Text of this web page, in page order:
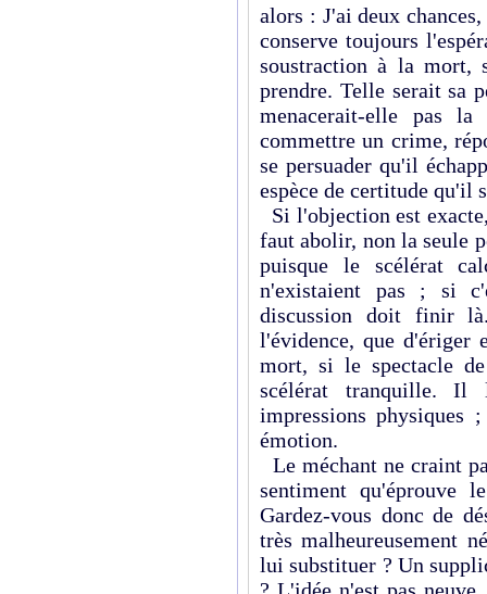
alors : J'ai deux
conserve toujours
soustraction à la mort,
prendre. Telle serait sa
menacerait-elle pas
commettre un crime,
se persuader qu'il
espèce de certitude qu'il
Si l'objection est
faut abolir, non la seule
puisque le scélérat
n'existaient pas ; si
discussion doit finir
l'évidence, que d'ériger
mort, si le spectacle
scélérat tranquille. Il
impressions physiques
émotion.
Le méchant ne craint
sentiment qu'éprouve
Gardez-vous donc de
très malheureusement
lui substituer ? Un
? L'idée n'est pas